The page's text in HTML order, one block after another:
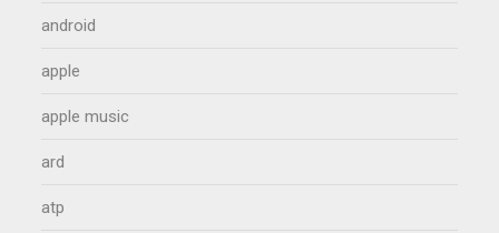
android
apple
apple music
ard
atp